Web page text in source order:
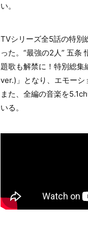
い。
TVシリーズ全5話の特別
った。“最強の2人” 五条
題歌も解禁に！特別総
ver.)」となり、エモーシ
また、全編の音楽を
いる。